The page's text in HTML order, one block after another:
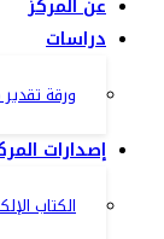
عن المركز
دراسات
ورقة
إصدارات
الكتاب